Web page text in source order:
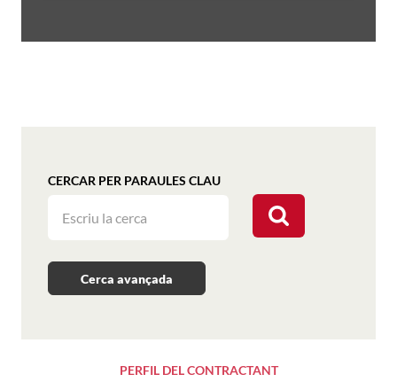
CERCAR PER PARAULES CLAU
Cerca avançada
PERFIL DEL CONTRACTANT